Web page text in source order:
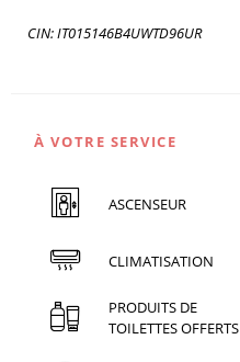
CIN: IT015146B4UWTD96UR
À VOTRE SERVICE
ASCENSEUR
CLIMATISATION
PRODUITS DE
TOILETTES OFFERTS